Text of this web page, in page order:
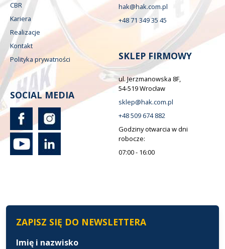
CBR
Kariera
Realizacje
Kontakt
Polityka prywatności
SOCIAL MEDIA
hak@hak.com.pl
+48 71 349 35 45
SKLEP FIRMOWY
ul. Jerzmanowska 8F,
54-519 Wrocław
sklep@hak.com.pl
+48 509 674 882
Godziny otwarcia w dni
robocze:
07:00 - 16:00
ZAPISZ SIĘ DO NEWSLETTERA
Imię i nazwisko